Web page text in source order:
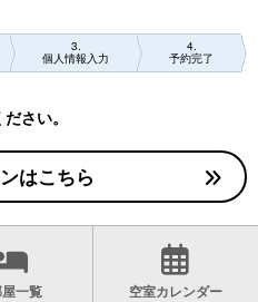
3
個人情報入力
4
予約完了
さい。
はこちら
一覧 空室カレンダー